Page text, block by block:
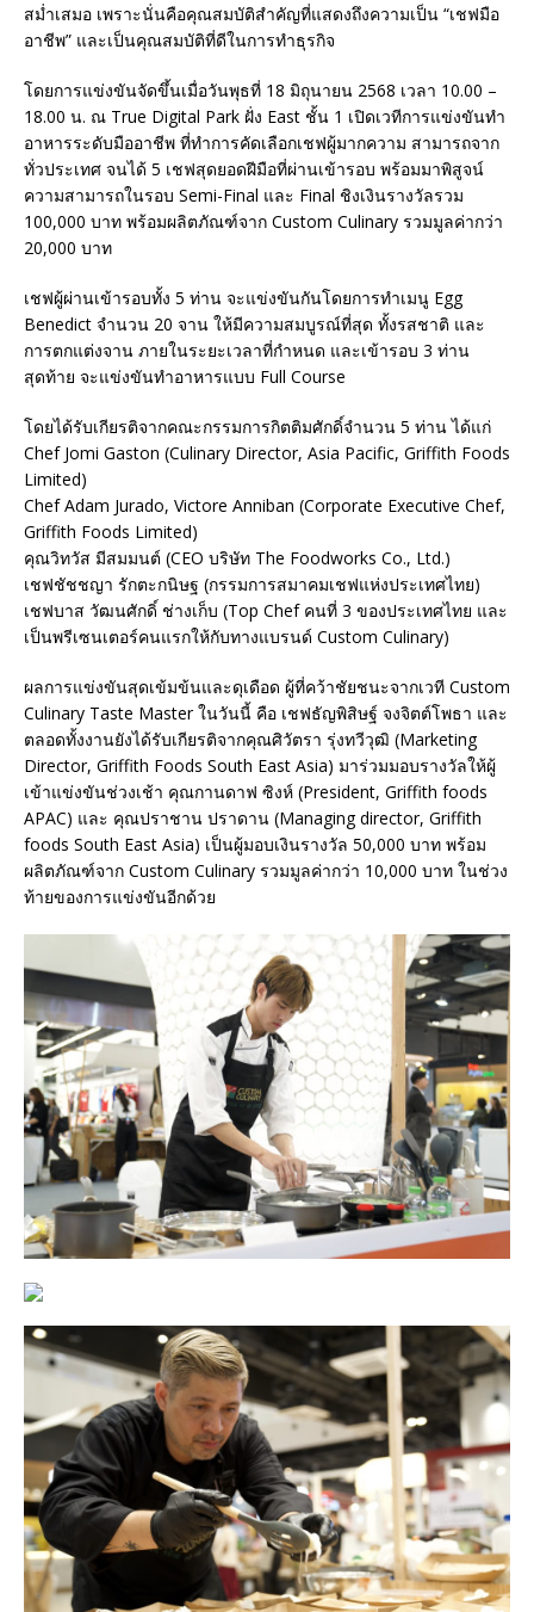
สม่ำเสมอ เพราะนั่นคือคุณสมบัติสำคัญที่แสดงถึงความเป็น “เชฟมือ
อาชีพ” และเป็นคุณสมบัติที่ดีในการทำธุรกิจ
โดยการแข่งขันจัดขึ้นเมื่อวันพุธที่ 18 มิถุนายน 2568 เวลา 10.00 –
18.00 น. ณ True Digital Park ฝั่ง East ชั้น 1 เปิดเวทีการแข่งขันทำ
อาหารระดับมืออาชีพ ที่ทำการคัดเลือกเชฟผู้มากความ สามารถจาก
ทั่วประเทศ จนได้ 5 เชฟสุดยอดฝีมือที่ผ่านเข้ารอบ พร้อมมาพิสูจน์
ความสามารถในรอบ Semi-Final และ Final ชิงเงินรางวัลรวม
100,000 บาท พร้อมผลิตภัณฑ์จาก Custom Culinary รวมมูลค่ากว่า
20,000 บาท
เชฟผู้ผ่านเข้ารอบทั้ง 5 ท่าน จะแข่งขันกันโดยการทำเมนู Egg
Benedict จำนวน 20 จาน ให้มีความสมบูรณ์ที่สุด ทั้งรสชาติ และ
การตกแต่งจาน ภายในระยะเวลาที่กำหนด และเข้ารอบ 3 ท่าน
สุดท้าย จะแข่งขันทำอาหารแบบ Full Course
โดยได้รับเกียรติจากคณะกรรมการกิตติมศักดิ์จำนวน 5 ท่าน ได้แก่
Chef Jomi Gaston (Culinary Director, Asia Pacific, Griffith Foods
Limited)
Chef Adam Jurado, Victore Anniban (Corporate Executive Chef,
Griffith Foods Limited)
คุณวิทวัส มีสมมนต์ (CEO บริษัท The Foodworks Co., Ltd.)
เชฟชัชชญา รักตะกนิษฐ (กรรมการสมาคมเชฟแห่งประเทศไทย)
เชฟบาส วัฒนศักดิ์ ช่างเก็บ (Top Chef คนที่ 3 ของประเทศไทย และ
เป็นพรีเซนเตอร์คนแรกให้กับทางแบรนด์ Custom Culinary)
ผลการแข่งขันสุดเข้มข้นและดุเดือด ผู้ที่คว้าชัยชนะจากเวที Custom
Culinary Taste Master ในวันนี้ คือ เชฟธัญพิสิษฐ์ จงจิตต์โพธา และ
ตลอดทั้งงานยังได้รับเกียรติจากคุณศิวัตรา รุ่งทวีวุฒิ (Marketing
Director, Griffith Foods South East Asia) มาร่วมมอบรางวัลให้ผู้
เข้าแข่งขันช่วงเช้า คุณกานดาฟ ซิงห์ (President, Griffith foods
APAC) และ คุณปราชาน ปราดาน (Managing director, Griffith
foods South East Asia) เป็นผู้มอบเงินรางวัล 50,000 บาท พร้อม
ผลิตภัณฑ์จาก Custom Culinary รวมมูลค่ากว่า 10,000 บาท ในช่วง
ท้ายของการแข่งขันอีกด้วย